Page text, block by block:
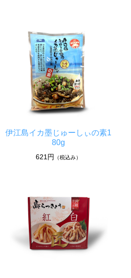
伊江島イカ墨じゅーしぃの素1
80g
621円 （税込み）